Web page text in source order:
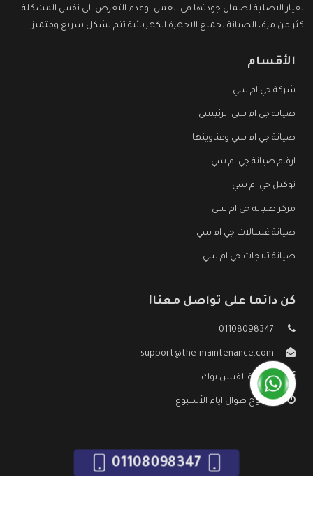
الغيار الاصلية لضمان جودتها فى العمل، وعدم التعرض الى نفس المشكلة
اكثر من مرة، الصيانة لجميع الاجهزة الكهربائية تتم بشكل سريع ومتميز.
الأقسام
شركة جي ام سي
صيانة جي ام سي الرئيسي
صيانة جي ام سي وعناوينها
ارقام صيانة جي ام سي
توكيل جي ام سي
مركز صيانة جي ام سي
صيانة غسالات جي ام سي
صيانة ثلاجات جي ام سي
كن دائما على تواصل معنا!
01108098347
support@the-maintenance.com
صفحة الفيس بوك
مفتوح طوال ايام الأسبوع
01108098347